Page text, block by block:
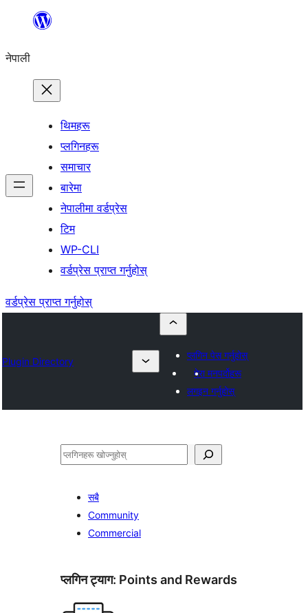
सामग्रीमा
नेपाली
थिमहरू
प्लगिनहरू
समाचार
बारेमा
नेपालीमा वर्डप्रेस
टिम
WP-CLI
वर्डप्रेस प्राप्त गर्नुहोस्
वर्डप्रेस प्राप्त गर्नुहोस्
Plugin Directory
प्लगिन पेस गर्नुहोस्
मेरा मनपर्दोहरू
लगइन गर्नुहोस्
खोज्नुहोस्
सबै
Community
Commercial
प्लगिन ट्याग: Points and Rewards